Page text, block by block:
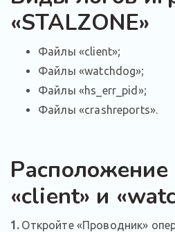
«STALZONE»
Файлы «client»;
Файлы «watchdog»;
Файлы «hs_err_pid»;
Файлы «crashreports».
«client» и
1. Откройте «Проводник»